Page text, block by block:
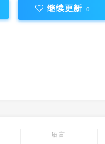
继续更新 0
语言